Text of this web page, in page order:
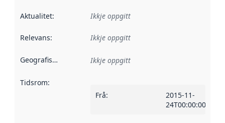
Aktualitet: Ikkje oppgitt
Relevans: Ikkje oppgitt
Geografisk område Ikkje oppgitt
Tidsrom:
Frå:
2015-11-
24T00:00:00Z